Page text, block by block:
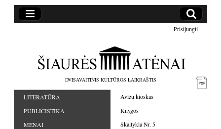
Prisijungti
DVISAVAITINIS KULTŪROS LAIKRAŠTIS
LITERATŪRA
PUBLICISTIKA
MENAI
Avižų kioskas
Knygos
Skaitykla Nr. 5